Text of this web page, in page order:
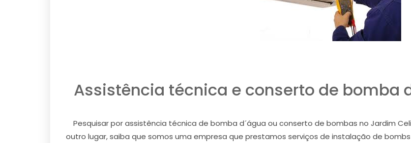
Assistência técnica e conserto de bomba
Pesquisar por assistência técnica de bomba d´água ou conserto de bombas no Jardim
outro lugar, saiba que somos uma empresa que prestamos serviços de instalação de